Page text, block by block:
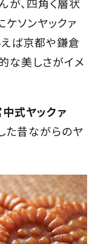
が、四角く層状
ケソンヤックァ
えば京都や鎌倉
な美しさがイメ
式ヤックァ
た昔ながらのヤ